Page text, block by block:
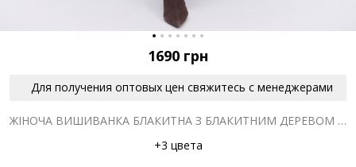
1690 грн
Для получения оптовых цен свяжитесь с менеджерами
ЖІНОЧА ВИШИВАНКА БЛАКИТНА З БЛАКИТНИМ ДЕРЕВОМ ЖИТТЯ ГЛАДДЮ
+3 цвета